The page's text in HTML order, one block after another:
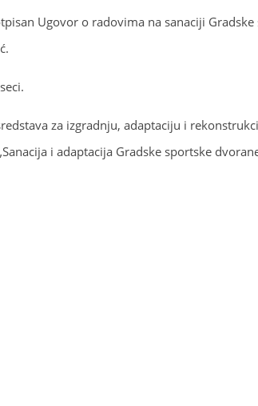
Ugovor o radovima na sanaciji
za izgradnju, adaptaciju i
i adaptacija Gradske sportske